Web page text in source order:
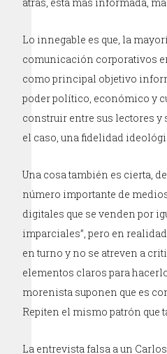
Lo innegable es que, la
comunicación corporativos
como principal objetivo
poder político, económico y
construir entre sus lectores y
el caso, una fidelidad
Una cosa también es cierta,
número importante de
digitales que se venden por
imparciales”, pero en
en turno y no se atreven a
elementos claros para
morenista suponen que es
Repiten el mismo patrón que
La entrevista falsa a un